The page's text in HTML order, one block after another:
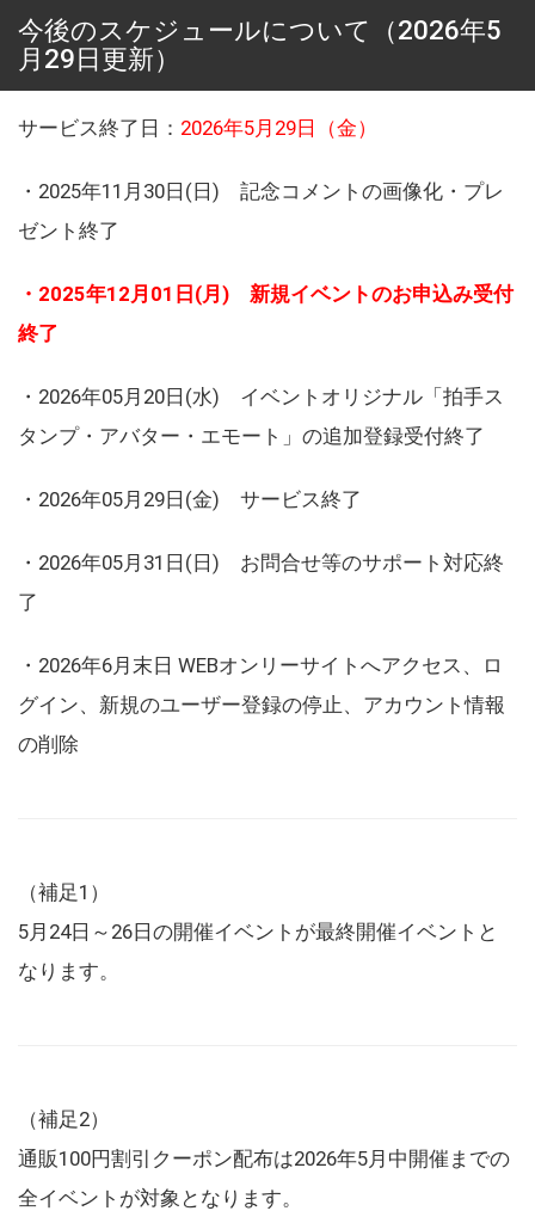
今後のスケジュールについて（2026年5
月29日更新）
サービス終了日： 2026年5月29日（金）
・2025年11月30日(日) 記念コメントの画像化・プレ
ゼント終了
・2025年12月01日(月) 新規イベントのお申込み受付
終了
・2026年05月20日(水) イベントオリジナル「拍手ス
タンプ・アバター・エモート」の追加登録受付終了
・2026年05月29日(金) サービス終了
・2026年05月31日(日) お問合せ等のサポート対応終
了
・2026年6月末日 WEBオンリーサイトへアクセス、ロ
グイン、新規のユーザー登録の停止、アカウント情報
の削除
（補足1）
5月24日～26日の開催イベントが最終開催イベントと
なります。
（補足2）
通販100円割引クーポン配布は2026年5月中開催までの
全イベントが対象となります。